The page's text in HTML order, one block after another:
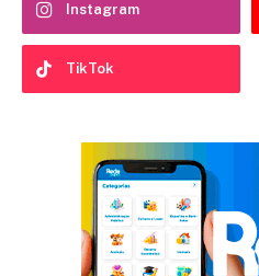
Instagram
TikTok